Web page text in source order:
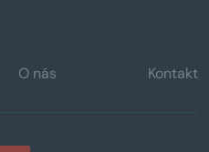
O nás Kontakt